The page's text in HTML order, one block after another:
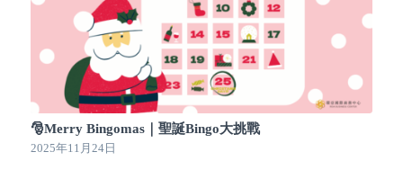
🎅Merry Bingomas｜聖誕Bingo大挑戰
2025年11月24日